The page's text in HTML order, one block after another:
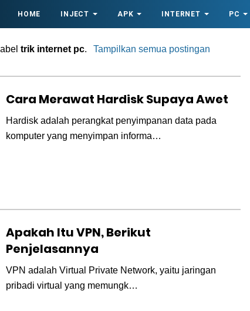
HOME INJECT APK INTERNET PC
trik internet pc. Tampilkan semua postingan
Cara Merawat Hardisk Supaya Awet
Hardisk adalah perangkat penyimpanan data pada
komputer yang menyimpan informa…
Apakah Itu VPN, Berikut
Penjelasannya
VPN adalah Virtual Private Network, yaitu jaringan
pribadi virtual yang memungk…